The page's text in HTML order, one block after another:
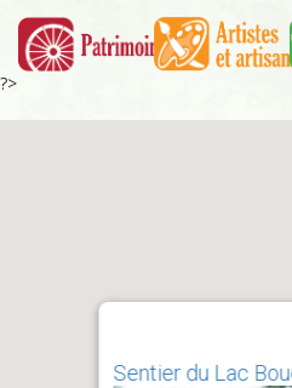
?>
Sentier du Lac